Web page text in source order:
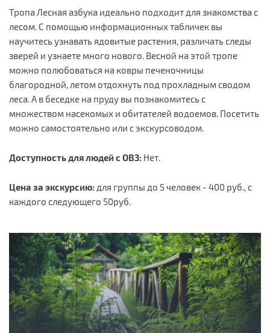
Тропа Лесная азбука идеально подходит для знакомства с
лесом. С помощью информационных табличек вы
научитесь узнавать ядовитые растения, различать следы
зверей и узнаете много нового. Весной на этой тропе
можно полюбоваться на ковры печеночницы
благородной, летом отдохнуть под прохладным сводом
леса. А в беседке на пруду вы познакомитесь с
множеством насекомых и обитателей водоемов. Посетить
можно самостоятельно или с экскурсоводом.
Доступность для людей с ОВЗ: Нет.
Цена за экскурсию: для группы до 5 человек - 400 руб., с
каждого следующего 50руб.